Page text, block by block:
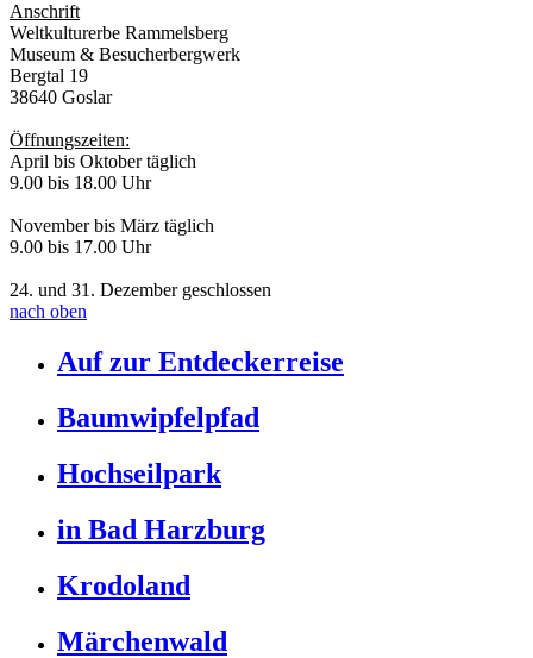
Anschrift
Weltkulturerbe Rammelsberg
Museum & Besucherbergwerk
Bergtal 19
38640 Goslar
Öffnungszeiten:
April bis Oktober täglich
9.00 bis 18.00 Uhr
November bis März täglich
9.00 bis 17.00 Uhr
24. und 31. Dezember geschlossen
nach oben
Auf zur Entdeckerreise
Baumwipfelpfad
Hochseilpark
in Bad Harzburg
Krodoland
Märchenwald